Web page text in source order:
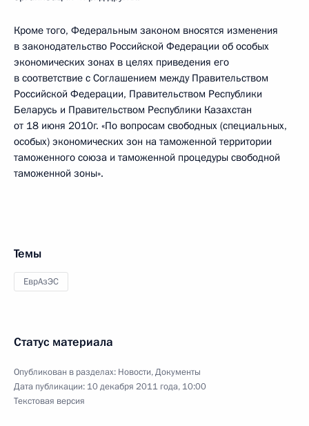
Кроме того, Федеральным законом вносятся изменения
в законодательство Российской Федерации об особых
экономических зонах в целях приведения его
в соответствие с Соглашением между Правительством
Российской Федерации, Правительством Республики
Беларусь и Правительством Республики Казахстан
от 18 июня 2010г. «По вопросам свободных (специальных,
особых) экономических зон на таможенной территории
таможенного союза и таможенной процедуры свободной
таможенной зоны».
Темы
ЕврАзЭС
Статус материала
Опубликован в разделах: Новости,Документы
Дата публикации: 10 декабря 2011 года, 10:00
Текстовая версия